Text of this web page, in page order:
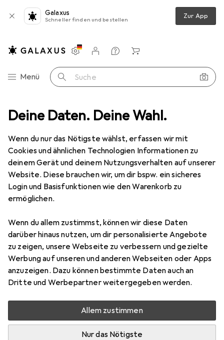
Deine Daten. Deine Wahl.
Wenn du nur das Nötigste wählst, erfassen wir mit
Cookies und ähnlichen Technologien Informationen zu
deinem Gerät und deinem Nutzungsverhalten auf unserer
Website. Diese brauchen wir, um dir bspw. ein sicheres
Login und Basisfunktionen wie den Warenkorb zu
ermöglichen.
Wenn du allem zustimmst, können wir diese Daten
darüber hinaus nutzen, um dir personalisierte Angebote
zu zeigen, unsere Webseite zu verbessern und gezielte
Werbung auf unseren und anderen Webseiten oder Apps
anzuzeigen. Dazu können bestimmte Daten auch an
Dritte und Werbepartner weitergegeben werden.
Allem zustimmen
Nur das Nötigste
Galaxus
Schneller finden und bestellen Zur App
Navigation nach Kategorien
Menü Suche
Einstellungen
Kundenkonto
Vergleichslisten
Merklisten
Warenkorb
Wintersport Schutzausrüstung Skibrille Oakley Line Miner M
8 Bilder
OakleyLine Miner M
EUR
138,70
2
Bewertungen Marke
Mehr von Oakley
5 Stück an Lager beim Drittanbieter
Lieferort angeben für genaue Lieferzeit